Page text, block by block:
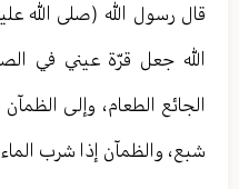
قال رسول الله (صلى الله
الله جعل قرّة عيني في
الجائع الطعام، وإلى الظمآن
شبع، والظمآن إذا شرب